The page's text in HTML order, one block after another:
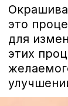
Теорию
основных
красного.
желтых
цвета скрыты
волос,
Прекрасным
выбор
макияжа в
стараются